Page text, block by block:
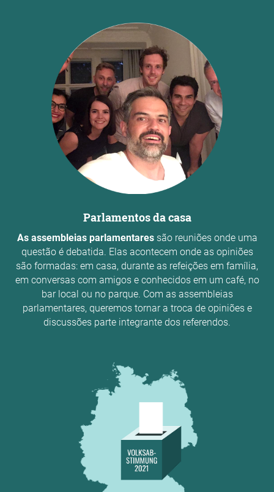
Parlamentos da casa
As assembleias parlamentaressão reuniões onde uma
questão é debatida. Elas acontecem onde as opiniões
são formadas: em casa, durante as refeições em família,
em conversas com amigos e conhecidos em um café, no
bar local ou no parque. Com as assembleias
parlamentares, queremos tornar a troca de opiniões e
discussões parte integrante dos referendos.